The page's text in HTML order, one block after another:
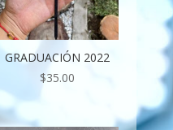
GRADUACIÓN 2022
$35.00